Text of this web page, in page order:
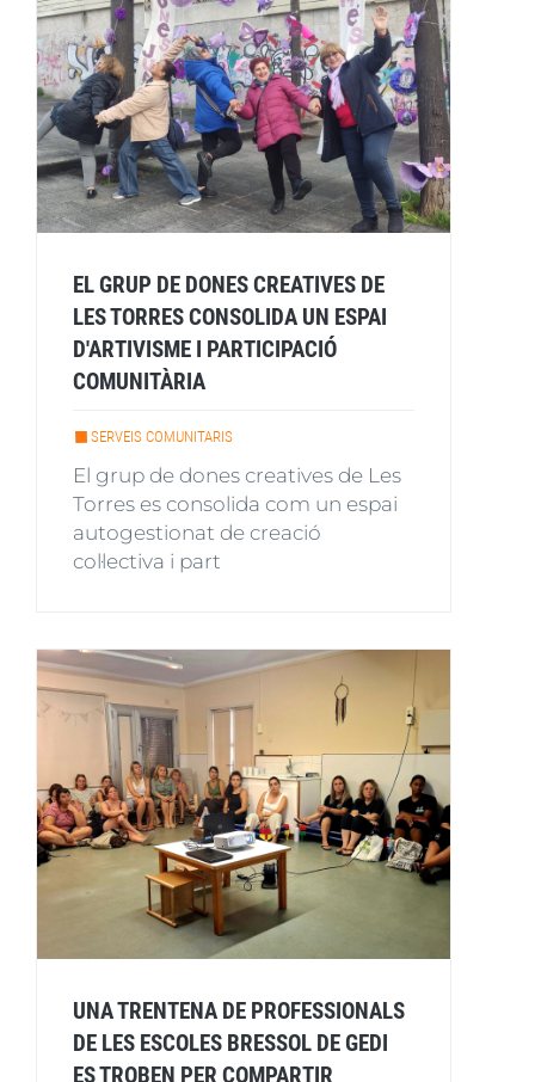
EL GRUP DE DONES CREATIVES DE
LES TORRES CONSOLIDA UN ESPAI
D'ARTIVISME I PARTICIPACIÓ
COMUNITÀRIA
SERVEIS COMUNITARIS
El grup de dones creatives de Les
Torres es consolida com un espai
autogestionat de creació
col·lectiva i part
UNA TRENTENA DE PROFESSIONALS
DE LES ESCOLES BRESSOL DE GEDI
ES TROBEN PER COMPARTIR